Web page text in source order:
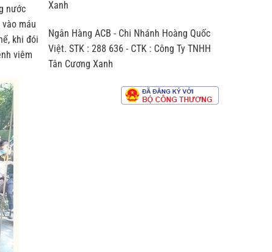
nước
máu
khi đói
viêm
xuất
theo
dây
nghiệp
Xanh
Ngân Hàng ACB - Chi Nhánh Hoàng Quốc
Việt. STK : 288 636 - CTK : Công Ty TNHH
Tân Cương Xanh